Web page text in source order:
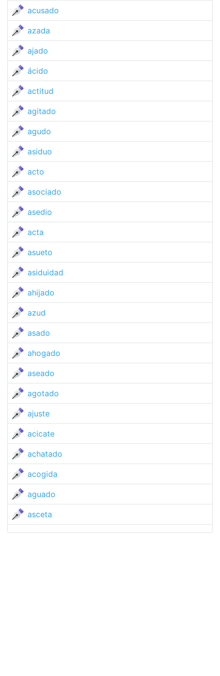
acusado
azada
ajado
ácido
actitud
agitado
agudo
asiduo
acto
asociado
asedio
acta
asueto
asiduidad
ahijado
azud
asado
ahogado
aseado
agotado
ajuste
acicate
achatado
acogida
aguado
asceta